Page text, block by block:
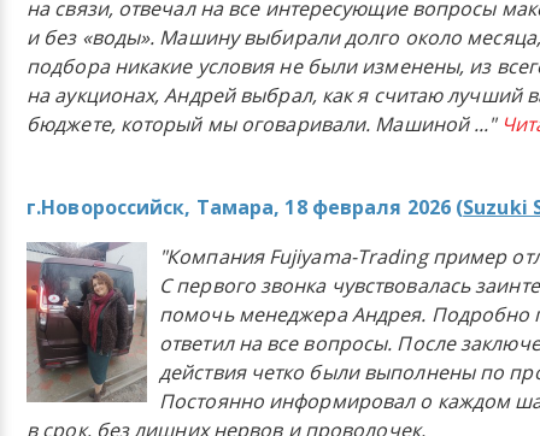
на связи, отвечал на все интересующие вопросы
и без «воды». Машину выбирали долго около
подбора никакие условия не были изменены, из
на аукционах, Андрей выбрал, как я считаю лучший
бюджете, который мы оговаривали. Машиной..."
г.Новороссийск, Тамара, 18 февраля 2026 (Suzuki
"Компания Fujiyama-Trading пример
С первого звонка чувствовалась
помочь менеджера Андрея. Подробно
ответил на все вопросы. После
действия четко были выполнены по
Постоянно информировал о каждом
в срок, без лишних нервов и проволочек.